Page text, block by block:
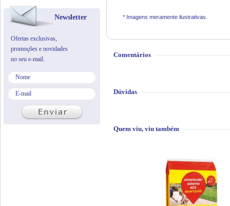
* Imagens meramente ilustrativas.
Comentários
Dúvidas
Quem viu, viu também
Newsletter
Ofertas exclusivas,
promoções e novidades
no seu e-mail.